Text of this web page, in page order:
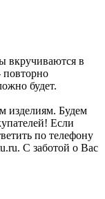
вкручиваются в
повторно
будет.
изделиям. Будем
Если
по телефону
С заботой о Вас